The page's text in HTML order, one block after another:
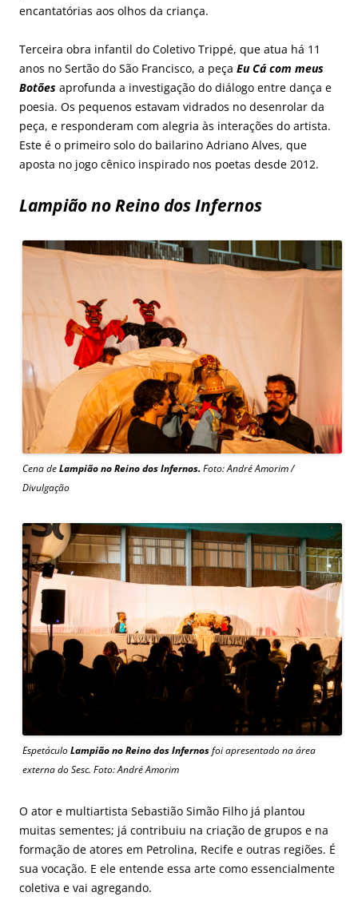
encantatórias aos olhos da criança.
Terceira obra infantil do Coletivo Trippé, que atua há 11
anos no Sertão do São Francisco, a peça Eu Cá com meus
Botões aprofunda a investigação do diálogo entre dança e
poesia. Os pequenos estavam vidrados no desenrolar da
peça, e responderam com alegria às interações do artista.
Este é o primeiro solo do bailarino Adriano Alves, que
aposta no jogo cênico inspirado nos poetas desde 2012.
Lampião no Reino dos Infernos
Cena deLampião no Reino dos Infernos. Foto: André Amorim /
Divulgação
EspetáculoLampião no Reino dos Infernosfoi apresentado na área
externa do Sesc. Foto: André Amorim
O ator e multiartista Sebastião Simão Filho já plantou
muitas sementes; já contribuiu na criação de grupos e na
formação de atores em Petrolina, Recife e outras regiões. É
sua vocação. E ele entende essa arte como essencialmente
coletiva e vai agregando.